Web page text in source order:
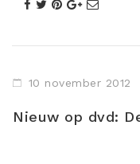
10 november 2012
Nieuw op dvd: